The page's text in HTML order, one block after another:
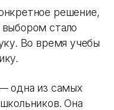
решение,
стало
Во время учебы
одна из самых
Она